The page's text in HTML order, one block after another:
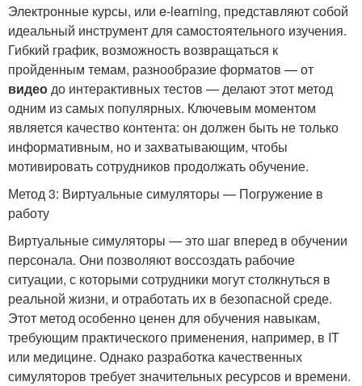
Электронные курсы, или e-learning, представляют собой
идеальный инструмент для самостоятельного изучения.
Гибкий график, возможность возвращаться к
пройденным темам, разнообразие форматов — от
видеодо интерактивных тестов — делают этот метод
одним из самых популярных. Ключевым моментом
является качество контента: он должен быть не только
информативным, но и захватывающим, чтобы
мотивировать сотрудников продолжать обучение.
Метод 3: Виртуальные симуляторы — Погружение в
работу
Виртуальные симуляторы — это шаг вперед в обучении
персонала. Они позволяют воссоздать рабочие
ситуации, с которыми сотрудники могут столкнуться в
реальной жизни, и отработать их в безопасной среде.
Этот метод особенно ценен для обучения навыкам,
требующим практического применения, например, в IT
или медицине. Однако разработка качественных
симуляторов требует значительных ресурсов и времени.